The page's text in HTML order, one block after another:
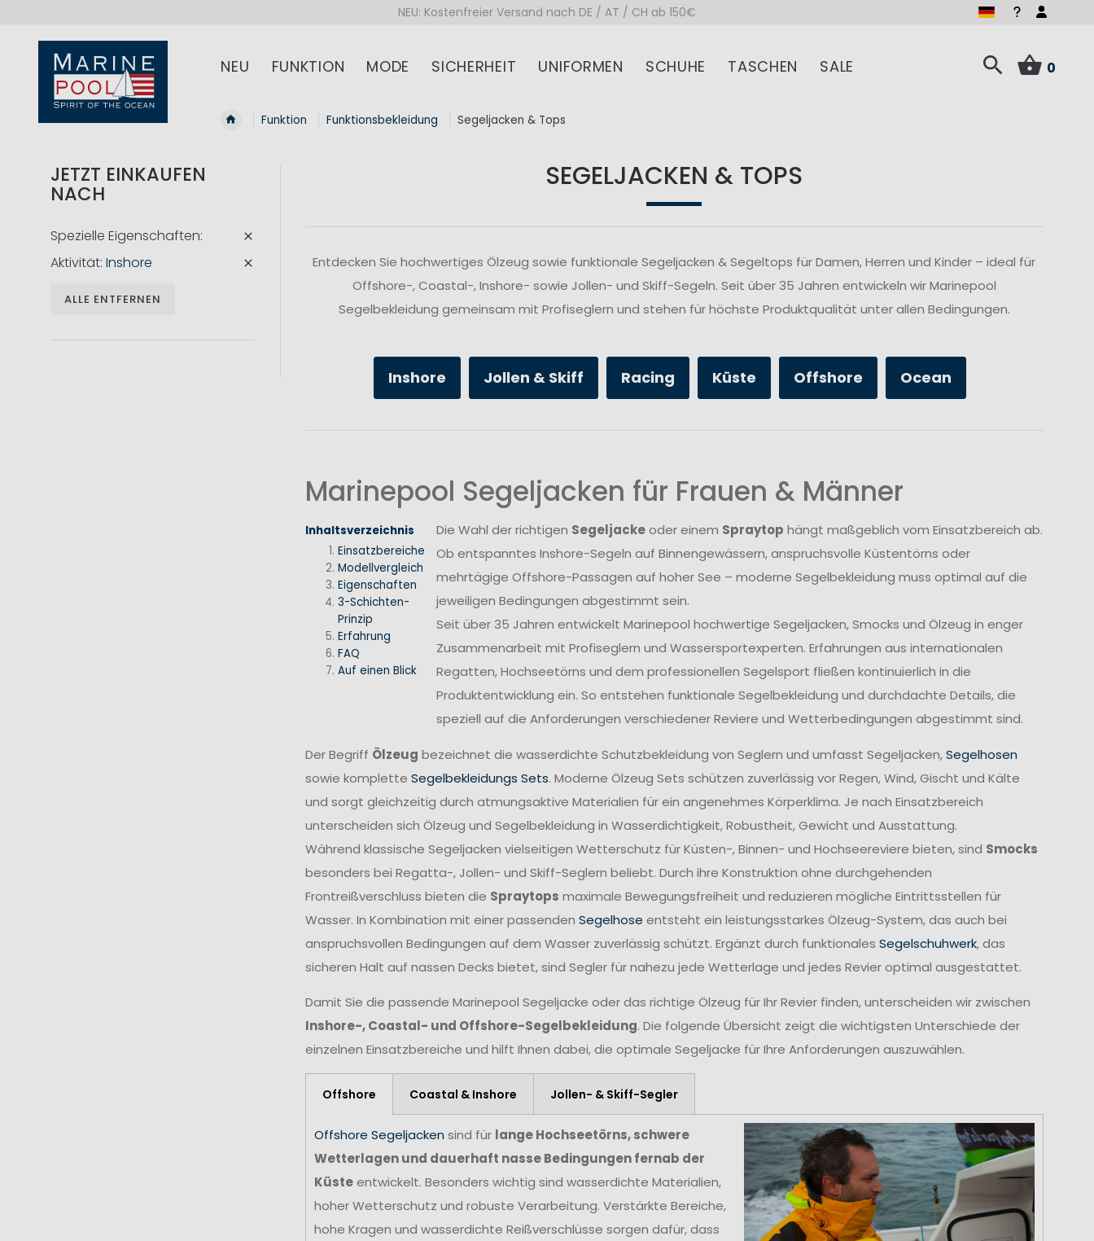
NEU: Kostenfreier Versand nach DE / AT / CH ab 150€
NEU FUNKTION MODE SICHERHEIT UNIFORMEN SCHUHE TASCHEN SALE 0
Funktion Funktionsbekleidung Segeljacken & Tops
SEGELJACKEN & TOPS
Entdecken Sie hochwertiges Ölzeug sowie funktionale Segeljacken & Segeltops für Damen, Herren und Kinder – ideal für
Offshore-, Coastal-, Inshore- sowie Jollen- und Skiff-Segeln. Seit über 35 Jahren entwickeln wir Marinepool
Segelbekleidung gemeinsam mit Profiseglern und stehen für höchste Produktqualität unter allen Bedingungen.
Inshore Jollen & Skiff Racing Küste Offshore Ocean
Marinepool Segeljacken für Frauen & Männer
Inhaltsverzeichnis
Einsatzbereiche
Modellvergleich
Eigenschaften
3-Schichten-
Prinzip
Erfahrung
FAQ
Auf einen Blick
Die Wahl der richtigen Segeljackeoder einem Spraytop hängt maßgeblich vom Einsatzbereich ab.
Ob entspanntes Inshore-Segeln auf Binnengewässern, anspruchsvolle Küstentörns oder
mehrtägige Offshore-Passagen auf hoher See – moderne Segelbekleidung muss optimal auf die
jeweiligen Bedingungen abgestimmt sein.
Seit über 35 Jahren entwickelt Marinepool hochwertige Segeljacken, Smocks und Ölzeug in enger
Zusammenarbeit mit Profiseglern und Wassersportexperten. Erfahrungen aus internationalen
Regatten, Hochseetörns und dem professionellen Segelsport fließen kontinuierlich in die
Produktentwicklung ein. So entstehen funktionale Segelbekleidung und durchdachte Details, die
speziell auf die Anforderungen verschiedener Reviere und Wetterbedingungen abgestimmt sind.
Der Begriff Ölzeug bezeichnet die wasserdichte Schutzbekleidung von Seglern und umfasst Segeljacken,Segelhosen
sowie komplette Segelbekleidungs Sets. Moderne Ölzeug Sets schützen zuverlässig vor Regen, Wind, Gischt und Kälte
und sorgt gleichzeitig durch atmungsaktive Materialien für ein angenehmes Körperklima. Je nach Einsatzbereich
unterscheiden sich Ölzeug und Segelbekleidung in Wasserdichtigkeit, Robustheit, Gewicht und Ausstattung.
Während klassische Segeljacken vielseitigen Wetterschutz für Küsten-, Binnen- und Hochseereviere bieten, sind Smocks
besonders bei Regatta-, Jollen- und Skiff-Seglern beliebt. Durch ihre Konstruktion ohne durchgehenden
Frontreißverschluss bieten die Spraytops maximale Bewegungsfreiheit und reduzieren mögliche Eintrittsstellen für
Wasser. In Kombination mit einer passenden Segelhose entsteht ein leistungsstarkes Ölzeug-System, das auch bei
anspruchsvollen Bedingungen auf dem Wasser zuverlässig schützt. Ergänzt durch funktionales Segelschuhwerk, das
sicheren Halt auf nassen Decks bietet, sind Segler für nahezu jede Wetterlage und jedes Revier optimal ausgestattet.
Damit Sie die passende Marinepool Segeljacke oder das richtige Ölzeug für Ihr Revier finden, unterscheiden wir zwischen
Inshore-, Coastal- und Offshore-Segelbekleidung. Die folgende Übersicht zeigt die wichtigsten Unterschiede der
einzelnen Einsatzbereiche und hilft Ihnen dabei, die optimale Segeljacke für Ihre Anforderungen auszuwählen.
Offshore Coastal & Inshore Jollen- & Skiff-Segler
Offshore Segeljacken sind für lange Hochseetörns, schwere
Wetterlagen und dauerhaft nasse Bedingungen fernab der
Küsteentwickelt. Besonders wichtig sind wasserdichte Materialien,
hoher Wetterschutz und robuste Verarbeitung. Verstärkte Bereiche,
hohe Kragen und wasserdichte Reißverschlüsse sorgen dafür, dass
JETZT EINKAUFEN
NACH
Spezielle Eigenschaften
Aktivität Inshore
ALLE ENTFERNEN